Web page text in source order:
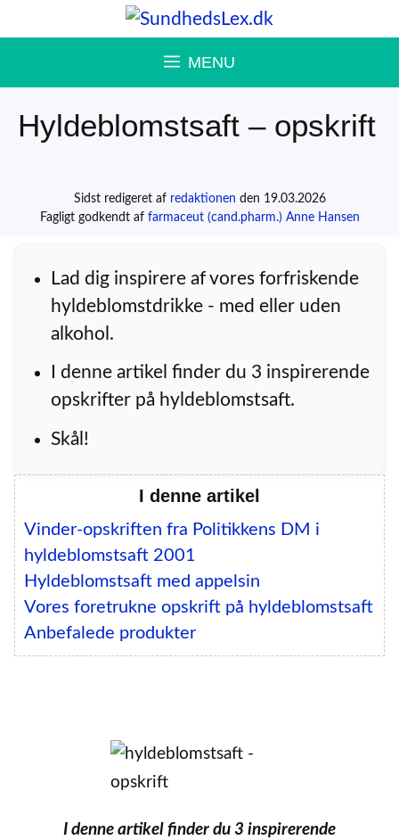
til
MENU
Hyldeblomstsaft – opskrift
Sidst redigeret af redaktionen den 19.03.2026
Fagligt godkendt af farmaceut (cand.pharm.) Anne Hansen
Lad dig inspirere af vores forfriskende
hyldeblomstdrikke - med eller uden
alkohol.
I denne artikel finder du 3 inspirerende
opskrifter på hyldeblomstsaft.
Skål!
I denne artikel
Vinder-opskriften fra Politikkens DM i
hyldeblomstsaft 2001
Hyldeblomstsaft med appelsin
Vores foretrukne opskrift på hyldeblomstsaft
Anbefalede produkter
I denne artikel finder du 3 inspirerende